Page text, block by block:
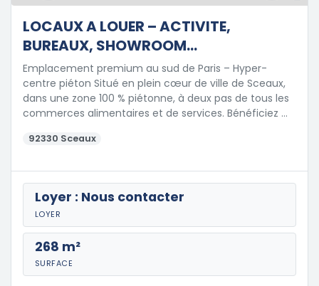
LOCAUX A LOUER – ACTIVITE,
BUREAUX, SHOWROOM…
Emplacement premium au sud de Paris – Hyper-
centre piéton Situé en plein cœur de ville de Sceaux,
dans une zone 100 % piétonne, à deux pas de tous les
commerces alimentaires et de services. Bénéficiez …
92330 Sceaux
Loyer : Nous contacter
LOYER
268 m²
SURFACE